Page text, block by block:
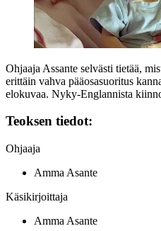
Ohjaaja Assante selvästi tietää,
erittäin vahva pääosasuoritus
elokuvaa. Nyky-Englannista
Teoksen tiedot:
Ohjaaja
Amma Asante
Käsikirjoittaja
Amma Asante